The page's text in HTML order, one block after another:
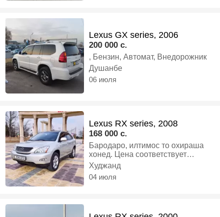
Lexus GX series, 2006
200 000 c.
, Бензин, Автомат, Внедорожник
Душанбе
06 июля
Lexus RX series, 2008
168 000 c.
Бародаро, илтимос то охираша
хонед. Цена соответствует
состоянию машины. Состояние
во много раз лучше "вагона" и
никаких сюрпризов нет. Машина
Худжанд
04 июля